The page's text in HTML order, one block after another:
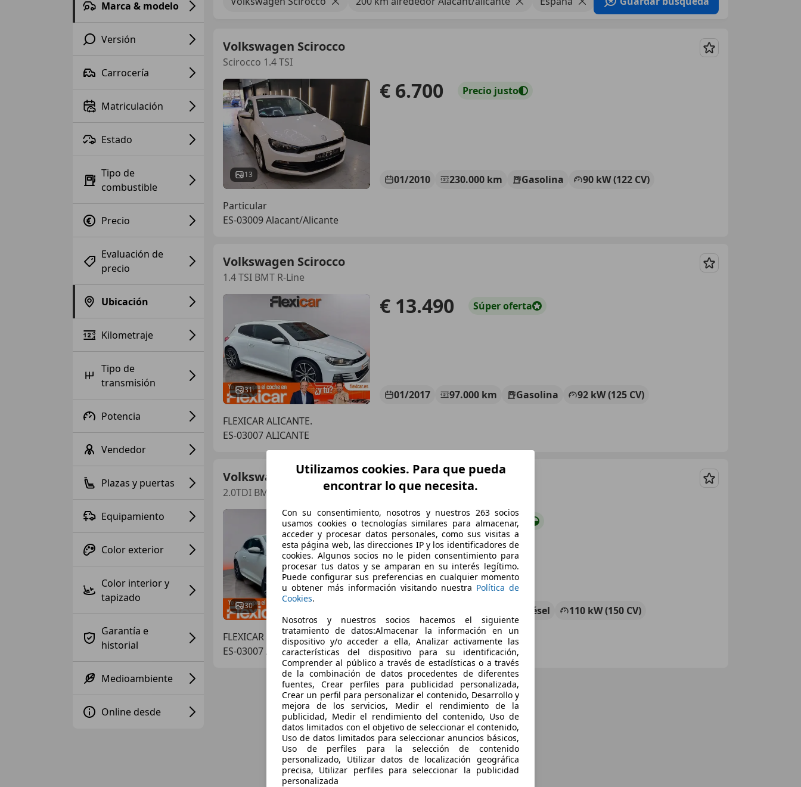
Marca & modelo
Versión
Carrocería
Matriculación
Estado
Tipo de
combustible
Precio
Evaluación de
precio
Ubicación
Kilometraje
Tipo de
transmisión
Potencia
Vendedor
Plazas y puertas
Equipamiento
Color exterior
Color interior y
tapizado
Garantía e
historial
Medioambiente
Online desde
Volkswagen Scirocco
Scirocco 1.4 TSI
Guardar
13
€ 6.700 Precio justo
01/2010 230.000 km Gasolina
90 kW (122 CV)
Particular
ES-03009 Alacant/Alicante
Volkswagen Scirocco
1.4 TSI BMT R-Line
Guardar
31
€ 13.490 Súperoferta
01/2017 97.000 km Gasolina
92 kW (125 CV)
FLEXICAR ALICANTE.
ES-03007 ALICANTE
Volkswagen Scirocco
2.0TDI BMT Typhoon by R-Line 110kW
Guardar
30
€ 16.490 Buenprecio
Diésel
110 kW (150 CV)
FLEXICAR ALICANTE.
ES-03007 ALICANTE
Utilizamos cookies. Para que pueda
encontrar lo que necesita.
Con su consentimiento, nosotros y nuestros 263 socios
usamos cookies o tecnologías similares para almacenar,
acceder y procesar datos personales, como sus visitas a
esta página web, las direcciones IP y los identificadores de
cookies. Algunos socios no le piden consentimiento para
procesar tus datos y se amparan en su interés legítimo.
Puede configurar sus preferencias en cualquier momento
u obtener más información visitando nuestra Política de
Cookies.
Nosotros y nuestros socios hacemos el siguiente
tratamiento de datos:Almacenar la información en un
dispositivo y/o acceder a ella, Analizar activamente las
características del dispositivo para su identificación,
Comprender al público a través de estadísticas o a través
de la combinación de datos procedentes de diferentes
fuentes, Crear perfiles para publicidad personalizada,
Crear un perfil para personalizar el contenido, Desarrollo y
mejora de los servicios, Medir el rendimiento de la
publicidad, Medir el rendimiento del contenido, Uso de
datos limitados con el objetivo de seleccionar el contenido,
Uso de datos limitados para seleccionar anuncios básicos,
Uso de perfiles para la selección de contenido
personalizado, Utilizar datos de localización geográfica
precisa, Utilizar perfiles para seleccionar la publicidad
personalizada